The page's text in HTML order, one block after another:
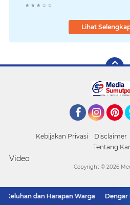
RAKERNAS II Di Jakarta.
Lihat
Kebijakan Privasi Disclaimer
Tentang
Video
dan Harapan Warga Dengar
Copyright © 2026